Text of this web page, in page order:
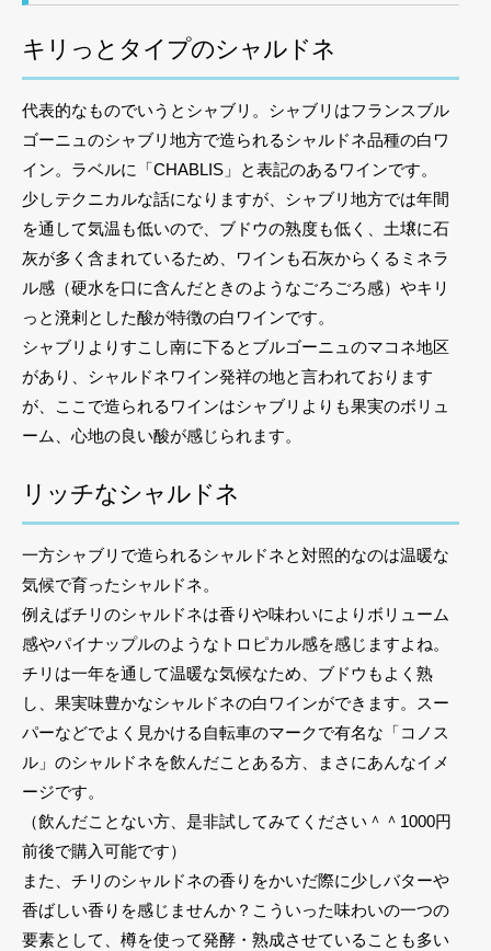
キリっとタイプのシャルドネ
代表的なものでいうとシャブリ。シャブリはフランスブル
ゴーニュのシャブリ地方で造られるシャルドネ品種の白ワ
イン。ラベルに「CHABLIS」と表記のあるワインです。
少しテクニカルな話になりますが、シャブリ地方では年間
を通して気温も低いので、ブドウの熟度も低く、土壌に石
灰が多く含まれているため、ワインも石灰からくるミネラ
ル感（硬水を口に含んだときのようなごろごろ感）やキリ
っと溌剌とした酸が特徴の白ワインです。
シャブリよりすこし南に下るとブルゴーニュのマコネ地区
があり、シャルドネワイン発祥の地と言われております
が、ここで造られるワインはシャブリよりも果実のボリュ
ーム、心地の良い酸が感じられます。
リッチなシャルドネ
一方シャブリで造られるシャルドネと対照的なのは温暖な
気候で育ったシャルドネ。
例えばチリのシャルドネは香りや味わいによりボリューム
感やパイナップルのようなトロピカル感を感じますよね。
チリは一年を通して温暖な気候なため、ブドウもよく熟
し、果実味豊かなシャルドネの白ワインができます。スー
パーなどでよく見かける自転車のマークで有名な「コノス
ル」のシャルドネを飲んだことある方、まさにあんなイメ
ージです。
（飲んだことない方、是非試してみてください＾＾1000円
前後で購入可能です）
また、チリのシャルドネの香りをかいだ際に少しバターや
香ばしい香りを感じませんか？こういった味わいの一つの
要素として、樽を使って発酵・熟成させていることも多い